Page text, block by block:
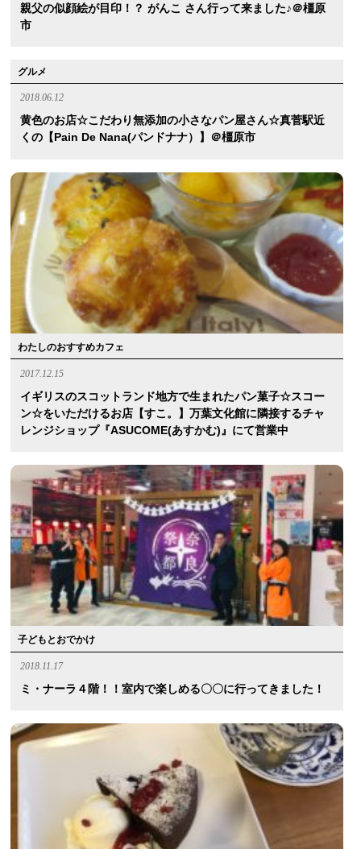
親父の似顔絵が目印！？ がんこ さん行って来ました♪＠橿原
市
グルメ
2018.06.12
黄色のお店☆こだわり無添加の小さなパン屋さん☆真菅駅近
くの【Pain De Nana(パンドナナ）】＠橿原市
わたしのおすすめカフェ
2017.12.15
イギリスのスコットランド地方で生まれたパン菓子☆スコー
ン☆をいただけるお店【すこ。】万葉文化館に隣接するチャ
レンジショップ『ASUCOME(あすかむ)』にて営業中
子どもとおでかけ
2018.11.17
ミ・ナーラ４階！！室内で楽しめる〇〇に行ってきました！